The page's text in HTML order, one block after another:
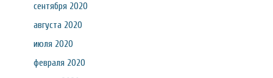
сентября 2020
августа 2020
июля 2020
февраля 2020